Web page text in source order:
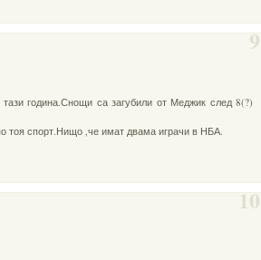
9
година.Снощи са загубили от Меджик след 8(?)
тоя спорт.Нищо ,че имат двама играчи в НБА.
10